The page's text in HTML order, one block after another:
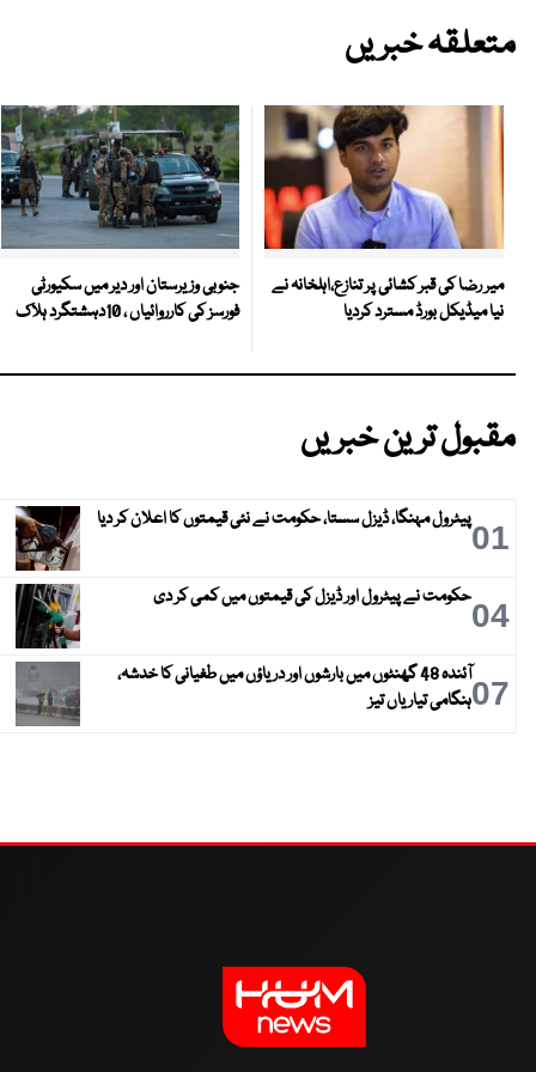
متعلقہ خبریں
میر رضا کی قبر کشائی پر تنازع،اہلخانہ نے
نیا میڈیکل بورڈ مسترد کردیا
جنوبی وزیرستان اور دیر میں سکیورٹی
فورسز کی کارروائیاں ، 10دہشتگرد ہلاک
مقبول ترین خبریں
01پیٹرول مہنگا، ڈیزل سستا، حکومت نے نئی قیمتوں کا اعلان کر دیا
04حکومت نے پیٹرول اور ڈیزل کی قیمتوں میں کمی کر دی
07
آئندہ 48 گھنٹوں میں بارشوں اور دریاؤں میں طغیانی کا خدشہ،
ہنگامی تیاریاں تیز